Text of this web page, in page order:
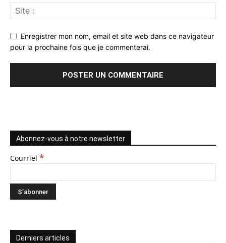
Enregistrer mon nom, email et site web dans ce navigateur
pour la prochaine fois que je commenterai.
Abonnez-vous à notre newsletter
Courriel *
Derniers articles